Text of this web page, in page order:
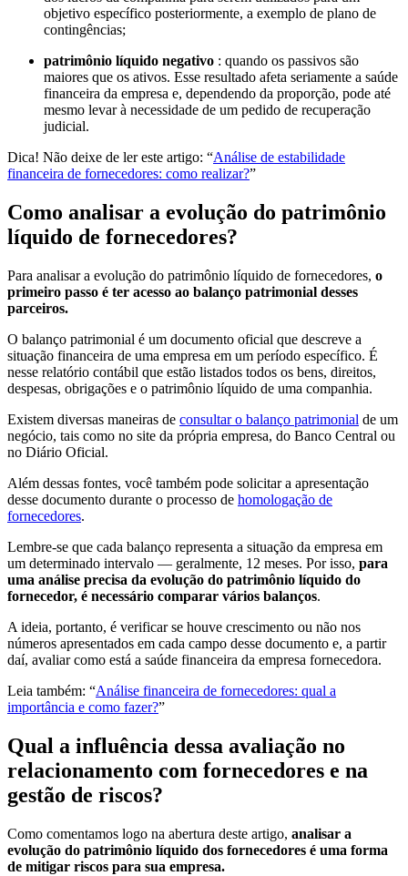
objetivo específico posteriormente, a exemplo de plano de
contingências;
patrimônio líquido negativo : quando os passivos são
maiores que os ativos. Esse resultado afeta seriamente a saúde
financeira da empresa e, dependendo da proporção, pode até
mesmo levar à necessidade de um pedido de recuperação
judicial.
Dica! Não deixe de ler este artigo: “Análise de estabilidade
financeira de fornecedores: como realizar?”
Como analisar a evolução do patrimônio
líquido de fornecedores?
Para analisar a evolução do patrimônio líquido de fornecedores, o
primeiro passo é ter acesso ao balanço patrimonial desses
parceiros.
O balanço patrimonial é um documento oficial que descreve a
situação financeira de uma empresa em um período específico. É
nesse relatório contábil que estão listados todos os bens, direitos,
despesas, obrigações e o patrimônio líquido de uma companhia.
Existem diversas maneiras de consultar o balanço patrimonial de um
negócio, tais como no site da própria empresa, do Banco Central ou
no Diário Oficial.
Além dessas fontes, você também pode solicitar a apresentação
desse documento durante o processo de homologação de
fornecedores.
Lembre-se que cada balanço representa a situação da empresa em
um determinado intervalo — geralmente, 12 meses. Por isso, para
uma análise precisa da evolução do patrimônio líquido do
fornecedor, é necessário comparar vários balanços.
A ideia, portanto, é verificar se houve crescimento ou não nos
números apresentados em cada campo desse documento e, a partir
daí, avaliar como está a saúde financeira da empresa fornecedora.
Leia também: “Análise financeira de fornecedores: qual a
importância e como fazer?”
Qual a influência dessa avaliação no
relacionamento com fornecedores e na
gestão de riscos?
Como comentamos logo na abertura deste artigo, analisar a
evolução do patrimônio líquido dos fornecedores é uma forma
de mitigar riscos para sua empresa.